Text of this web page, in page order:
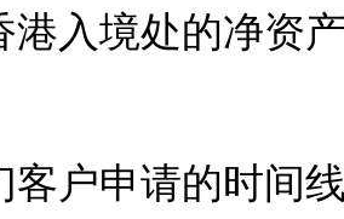
港入境处的净资
客户申请的时间